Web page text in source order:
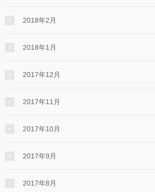
2018年2月
2018年1月
2017年12月
2017年11月
2017年10月
2017年9月
2017年8月